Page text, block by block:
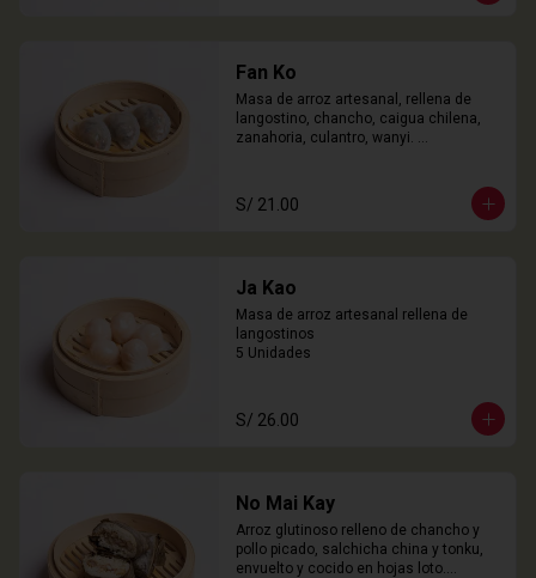
Fan Ko
Masa de arroz artesanal, rellena de
langostino, chancho, caigua chilena,
zanahoria, culantro, wanyi.
S/ 21.00
Ja Kao
Masa de arroz artesanal rellena de
langostinos
5 Unidades
S/ 26.00
No Mai Kay
Arroz glutinoso relleno de chancho y
pollo picado, salchicha china y tonku,
envuelto y cocido en hojas loto.